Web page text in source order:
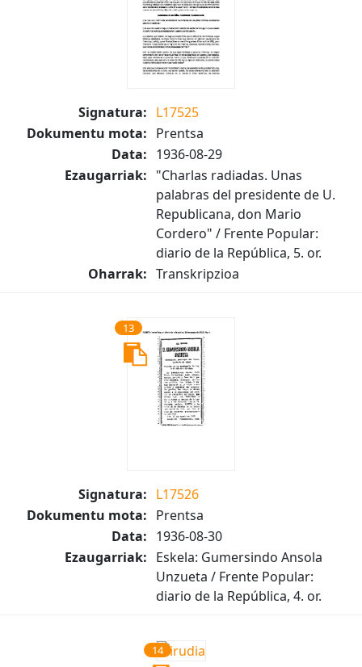
Signatura: L17525
Dokumentu mota: Prentsa
Data: 1936-08-29
Ezaugarriak: "Charlas radiadas. Unas
palabras del presidente de U.
Republicana, don Mario
Cordero" / Frente Popular:
diario de la República, 5. or.
Oharrak: Transkripzioa
13
Signatura: L17526
Dokumentu mota: Prentsa
Data: 1936-08-30
Ezaugarriak: Eskela: Gumersindo Ansola
Unzueta / Frente Popular:
diario de la República, 4. or.
14